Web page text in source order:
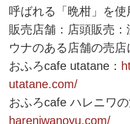
呼ばれる「晩柑」を使
販売店舗：店頭販売
ウナのある店舗の売店
おふろcafe utatane：
utatane.com/
おふろcafe ハレニワの
hareniwanoyu.com/